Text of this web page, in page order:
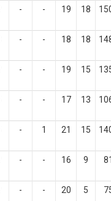
- - 19 18
- - 18 18
- - 19 15
- - 17 13
- 1 21 15
- - 16 9
- - 20 5